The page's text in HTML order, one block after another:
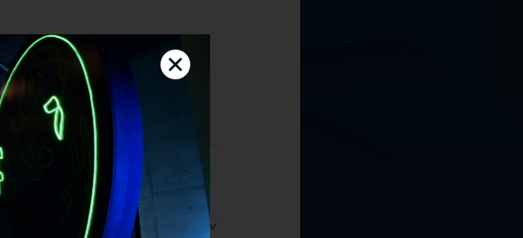
i kierownik Katedry Pomiarów